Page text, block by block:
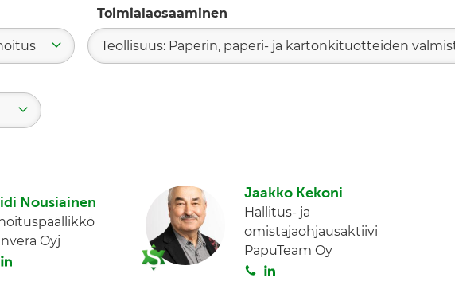
Toimialaosaaminen
Teollisuus: Paperin, paperi- ja kartonkituotteiden
Nousiainen
Oyj
S
Jaakko Kekoni
Hallitus- ja
omistajaohjausaktiivi
PapuTeam Oy
S L